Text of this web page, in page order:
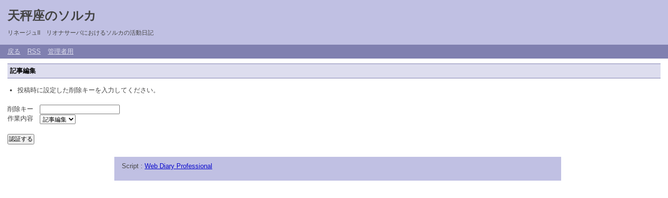
天秤座のソルカ
リネージュII リオナサーバにおけるソルカの活動日記
戻る RSS 管理者用
記事編集
投稿時に設定した削除キーを入力してください。
削除キー
作業内容
Script : Web Diary Professional